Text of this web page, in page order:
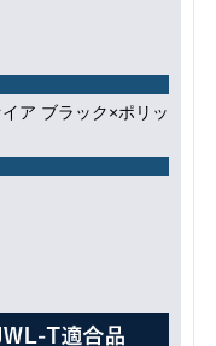
ア ブラック×ポリッ